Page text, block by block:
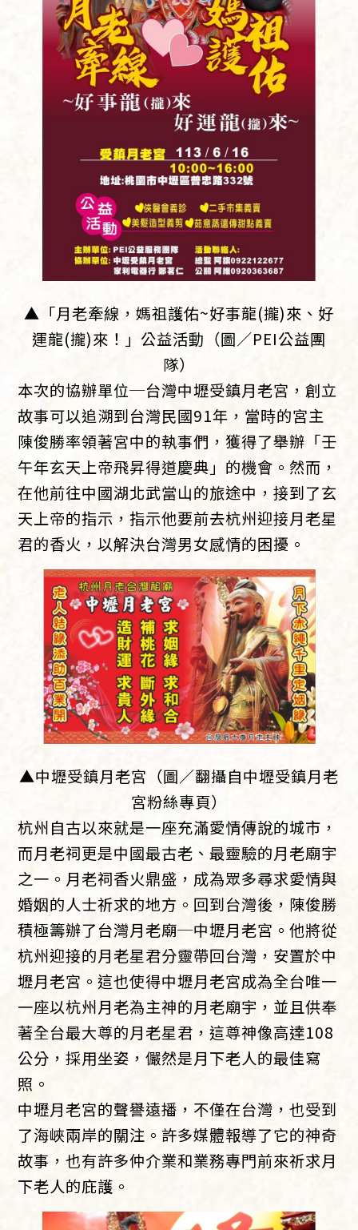
▲「月老牽線，媽祖護佑~好事龍(攏)來、好
運龍(攏)來！」公益活動（圖／PEI公益團
隊）
本次的協辦單位─台灣中壢受鎮月老宮，創立
故事可以追溯到台灣民國91年，當時的宮主
陳俊勝率領著宮中的執事們，獲得了舉辦「壬
午年玄天上帝飛昇得道慶典」的機會。然而，
在他前往中國湖北武當山的旅途中，接到了玄
天上帝的指示，指示他要前去杭州迎接月老星
君的香火，以解決台灣男女感情的困擾。
▲中壢受鎮月老宮（圖／翻攝自中壢受鎮月老
宮粉絲專頁）
杭州自古以來就是一座充滿愛情傳說的城市，
而月老祠更是中國最古老、最靈驗的月老廟宇
之一。月老祠香火鼎盛，成為眾多尋求愛情與
婚姻的人士祈求的地方。回到台灣後，陳俊勝
積極籌辦了台灣月老廟─中壢月老宮。他將從
杭州迎接的月老星君分靈帶回台灣，安置於中
壢月老宮。這也使得中壢月老宮成為全台唯一
一座以杭州月老為主神的月老廟宇，並且供奉
著全台最大尊的月老星君，這尊神像高達108
公分，採用坐姿，儼然是月下老人的最佳寫
照。
中壢月老宮的聲譽遠播，不僅在台灣，也受到
了海峽兩岸的關注。許多媒體報導了它的神奇
故事，也有許多仲介業和業務專門前來祈求月
下老人的庇護。